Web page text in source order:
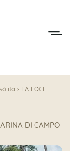
› LA FOCE
DI CAMPO